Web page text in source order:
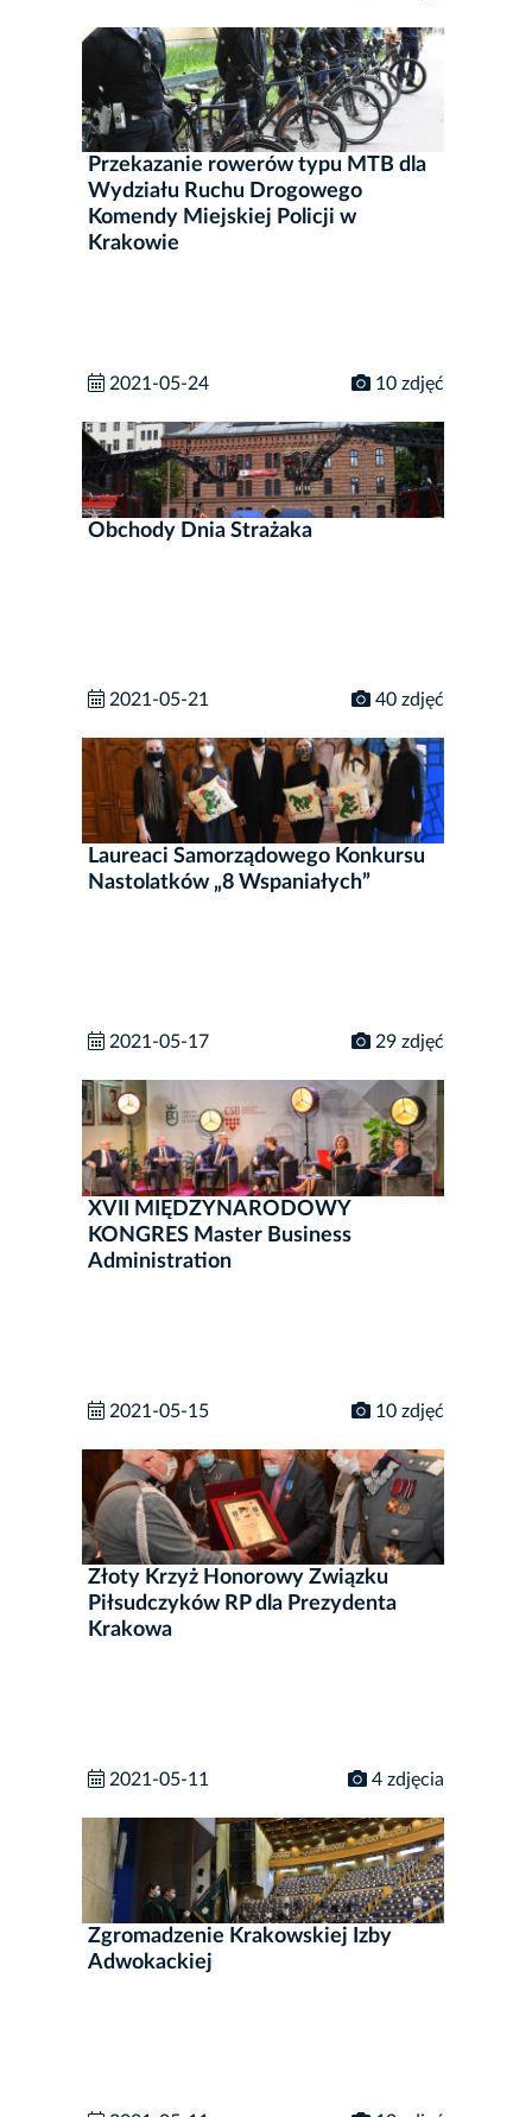
Przekazanie rowerów typu MTB dla
Wydziału Ruchu Drogowego
Komendy Miejskiej Policji w
Krakowie
2021-05-24 10 zdjęć
Obchody Dnia Strażaka
2021-05-21 40 zdjęć
Laureaci Samorządowego Konkursu
Nastolatków „8 Wspaniałych”
2021-05-17 29 zdjęć
XVII MIĘDZYNARODOWY
KONGRES Master Business
Administration
2021-05-15 10 zdjęć
Złoty Krzyż Honorowy Związku
Piłsudczyków RP dla Prezydenta
Krakowa
2021-05-11 4 zdjęcia
Zgromadzenie Krakowskiej Izby
Adwokackiej